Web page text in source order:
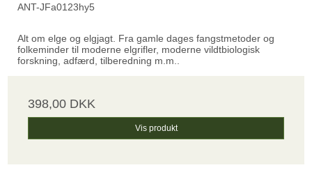
ANT-JFa0123hy5
Alt om elge og elgjagt. Fra gamle dages fangstmetoder og
folkeminder til moderne elgrifler, moderne vildtbiologisk
forskning, adfærd, tilberedning m.m..
398,00 DKK
Vis produkt